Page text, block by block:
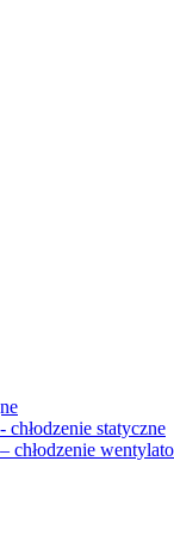
statyczne
chłodzenie